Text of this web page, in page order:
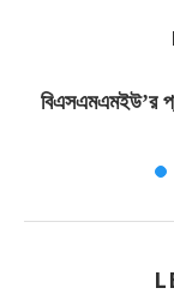
বিএসএমএমইউ’র